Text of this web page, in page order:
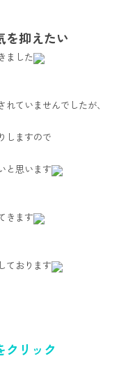
を抑えたい
ました
ていませんでしたが、
しますので
と思います
きます
ております
リック